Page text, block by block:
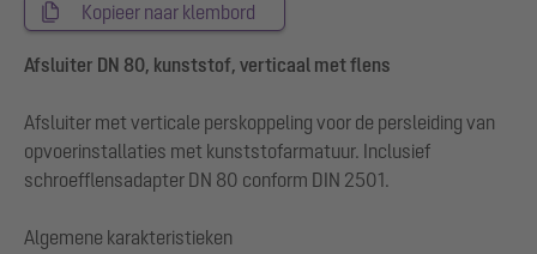
Kopieer naar klembord
Afsluiter DN 80, kunststof, verticaal met flens
Afsluiter met verticale perskoppeling voor de persleiding van
opvoerinstallaties met kunststofarmatuur. Inclusief
schroefflensadapter DN 80 conform DIN 2501.
Algemene karakteristieken